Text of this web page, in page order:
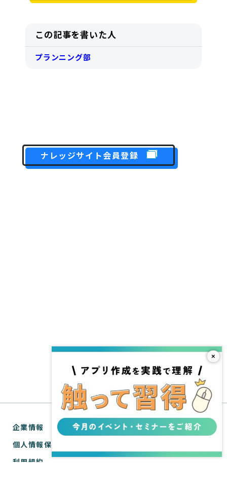
この記事を書いた人
プランニング部
ナレッジサイト会員登録
企業情報
個人情報保護方針
利用規約
×